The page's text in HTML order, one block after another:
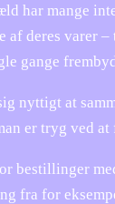
har mange
af deres varer
gange
nyttigt at
er tryg ved
bestillinger
fra for